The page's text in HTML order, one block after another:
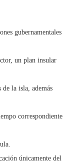
gubernamentales
un plan insular
de la isla, además
correspondiente
únicamente del